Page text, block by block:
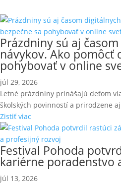
Prázdniny sú aj
návykov. Ako pomôcť
pohybovať v online
júl 29, 2026
Letné prázdniny prinášajú deťom
školských povinností a prirodzene
Zistiť viac
Festival Pohoda
kariérne poradenstvo
júl 13, 2026